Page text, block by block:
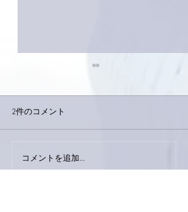
9月23日「amiism」リリー
2件のコメント
コメントを追加…